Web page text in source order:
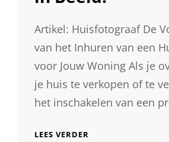
Artikel: Huisfotograaf De
van het Inhuren van een
voor Jouw Woning Als je
je huis te verkopen of te
het inschakelen van een
LEES VERDER